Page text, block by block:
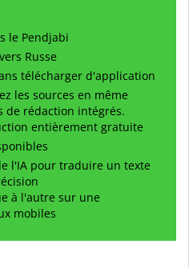
le Pendjabi
Russe
télécharger d'application
les sources en même
de rédaction intégrés.
entièrement gratuite
l'IA pour traduire un texte
à l'autre sur une
mobiles